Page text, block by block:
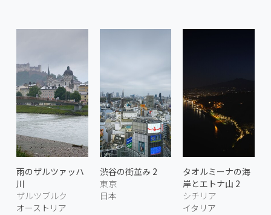
雨のザルツァッハ
川
ザルツブルク
オーストリア
渋谷の街並み 2
東京
日本
タオルミーナの海
岸とエトナ山 2
シチリア
イタリア